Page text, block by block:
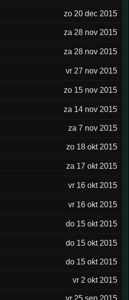
zo 20 dec 2015
za 28 nov 2015
za 28 nov 2015
vr 27 nov 2015
zo 15 nov 2015
za 14 nov 2015
za 7 nov 2015
zo 18 okt 2015
za 17 okt 2015
vr 16 okt 2015
vr 16 okt 2015
do 15 okt 2015
do 15 okt 2015
do 15 okt 2015
vr 2 okt 2015